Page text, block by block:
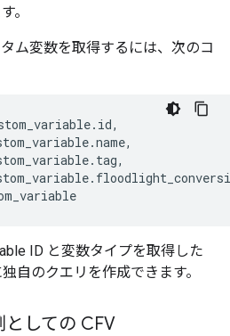
。
ム変数を取得するには、次のコ
. id,
.name,
. tag,
.
ID と変数タイプを取得した
自のクエリを作成できます。
しての CFV